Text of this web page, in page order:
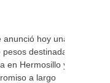
hoy una
destinada
en Hermosillo y
a largo